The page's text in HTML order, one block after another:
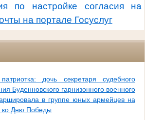
по настройке согласия на
на портале Госуслуг
дочь секретаря судебного
Буденновского гарнизонного военного
в группе юных армейцев на
ко Дню Победы